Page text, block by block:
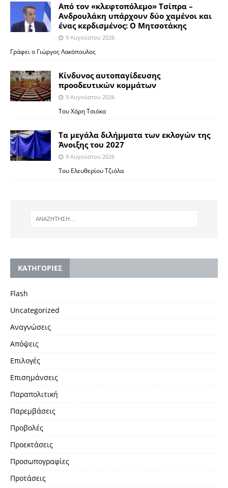
Από τον «κλεφτοπόλεμο» Τσίπρα –
Ανδρουλάκη υπάρχουν δύο χαμένοι και
ένας κερδισμένος: Ο Μητσοτάκης
9 Αυγούστου 2026
Γράφει ο Γιώργος Λακόπουλος
Κίνδυνος αυτοπαγίδευσης
προοδευτικών κομμάτων
9 Αυγούστου 2026
Του Χάρη Τσιόκα
Τα μεγάλα διλήμματα των εκλογών της
Άνοιξης του 2027
9 Αυγούστου 2026
Του Ελευθερίου Τζιόλα
KΑΤΗΓΟΡΙΕΣ
Flash
Uncategorized
Αναγνώσεις
Απόψεις
Επιλογές
Επισημάνσεις
Παραπολιτική
Παρεμβάσεις
Προβολές
Προεκτάσεις
Προσωπογραφίες
Προτάσεις